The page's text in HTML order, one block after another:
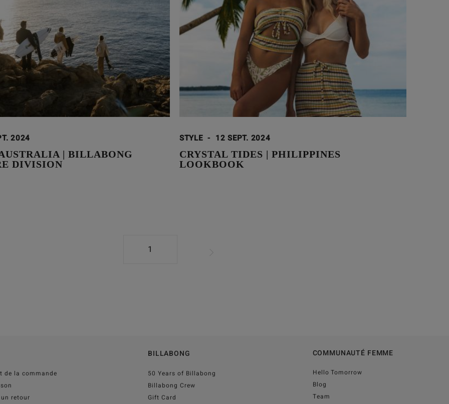
2024
| BILLABONG
DIVISION
STYLE - 12 SEPT. 2024
CRYSTAL TIDES | PHILIPPINES
LOOKBOOK
1
de la commande
retour
BILLABONG
50 Years of Billabong
Billabong Crew
Gift Card
COMMUNAUTÉ FEMME
Hello Tomorrow
Blog
Team